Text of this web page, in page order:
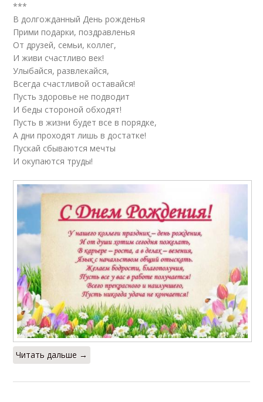
***
В долгожданный День рожденья
Прими подарки, поздравленья
От друзей, семьи, коллег,
И живи счастливо век!
Улыбайся, развлекайся,
Всегда счастливой оставайся!
Пусть здоровье не подводит
И беды стороной обходят!
Пусть в жизни будет все в порядке,
А дни проходят лишь в достатке!
Пускай сбываются мечты
И окупаются труды!
Читать дальше →